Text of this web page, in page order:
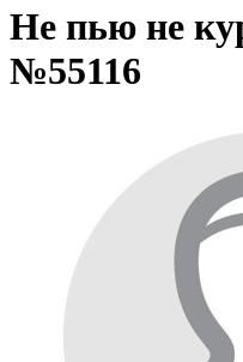
Не пью не
№55116